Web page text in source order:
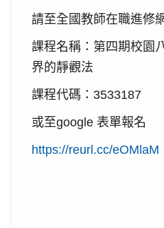
請至全國教師在職進修
課程名稱：第四期校園
界的靜觀法
課程代碼： 3533187
或至google 表單報名
https://reurl.cc/eOMlaM